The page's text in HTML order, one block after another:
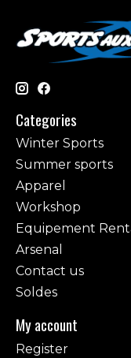
Categories
Winter Sports
Summer sports
Apparel
Workshop
Equipement
Arsenal
Contact us
Soldes
My account
Register